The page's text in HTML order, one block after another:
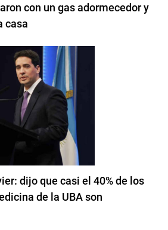
con un gas adormecedor y
casa
dijo que casi el 40% de los
de la UBA son